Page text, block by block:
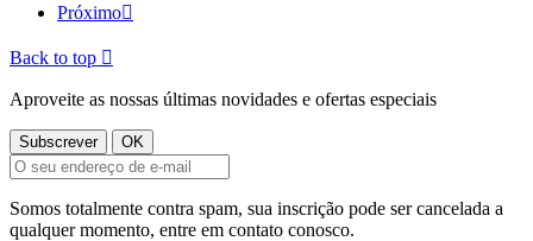
Próximo
Back to top 
Aproveite as nossas últimas novidades e ofertas especiais
Somos totalmente contra spam, sua inscrição pode ser cancelada a
qualquer momento, entre em contato conosco.